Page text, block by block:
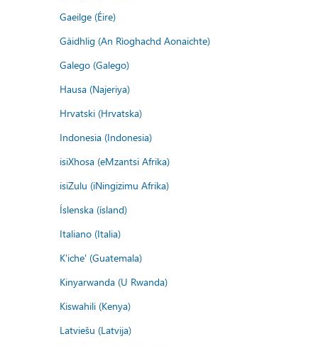
Gaeilge (Éire)
Gàidhlig (An Rìoghachd Aonaichte)
Galego (Galego)
Hausa (Najeriya)
Hrvatski (Hrvatska)
Indonesia (Indonesia)
isiXhosa (eMzantsi Afrika)
isiZulu (iNingizimu Afrika)
Íslenska (ísland)
Italiano (Italia)
K'iche' (Guatemala)
Kinyarwanda (U Rwanda)
Kiswahili (Kenya)
Latviešu (Latvija)